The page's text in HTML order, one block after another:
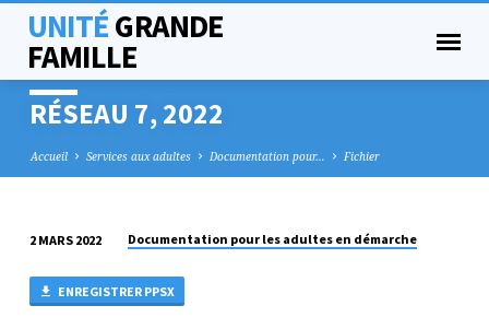
UNITÉGRANDE
FAMILLE
RÉSEAU 7, 2022
Accueil Services aux adultes Documentation pour… Fichier
RÉSEAU
7,
2022
2 MARS 2022 Documentation pour les adultes en démarche
ENREGISTRER PPSX